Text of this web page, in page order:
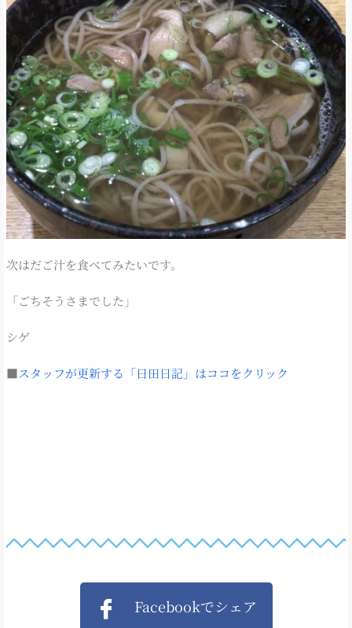
次はだご汁を食べてみたいです。
「ごちそうさまでした」
シゲ
■スタッフが更新する「日田日記」はココをクリック
Facebookでシェア